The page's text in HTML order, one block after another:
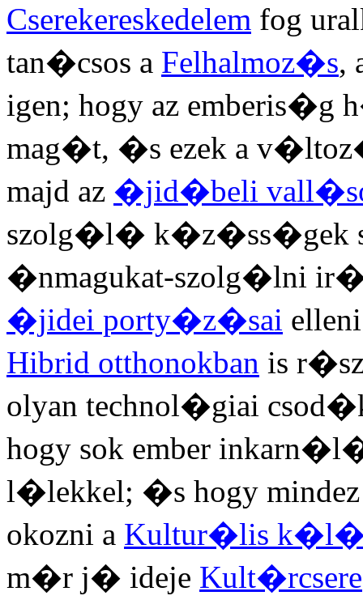
Cserekereskedelem fog
tan�csos a Felhalmoz�s,
igen; hogy az emberis�g
mag�t, �s ezek a
majd az �jid�beli
szolg�l� k�z�ss�gek
�nmagukat-szolg�lni
�jidei porty�z�sai
Hibrid otthonokban is
olyan technol�giai
hogy sok ember
l�lekkel; �s hogy
okozni a Kultur�lis
m�r j� ideje Kult�rcsere